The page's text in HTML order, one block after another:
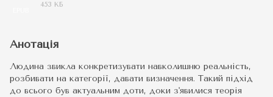
453 КБ
Анотація
Людина звикла конкретизувати навколишню реальність,
розбивати на категорії, давати визначення. Такий підхід
до всього був актуальним доти, доки з'явилися теорія